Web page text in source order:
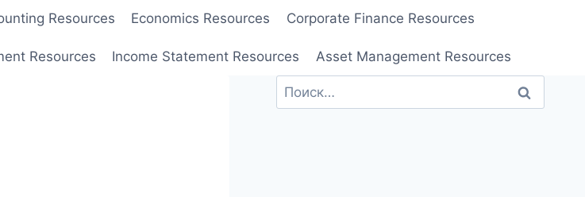
Resources Economics Resources Corporate Finance Resources
Resources Income Statement Resources Asset Management Resources
Найти: